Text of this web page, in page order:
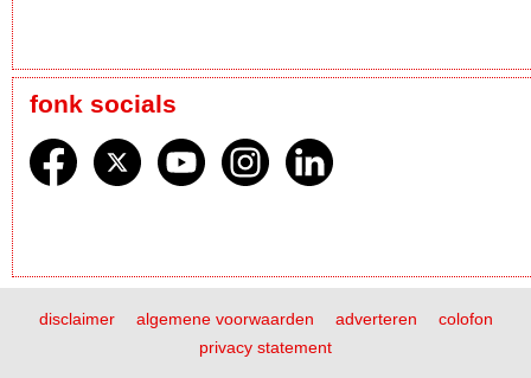
fonk socials
disclaimer algemene voorwaarden adverteren
colofon
privacy statement